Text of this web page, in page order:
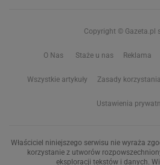
Copyright © Gazeta.pl
O Nas Staże u nas Reklama
Wszystkie artykuły Zasady
Ustawienia
Właściciel niniejszego serwisu nie wyraża
korzystanie z utworów
eksploracji tekstów i danych.